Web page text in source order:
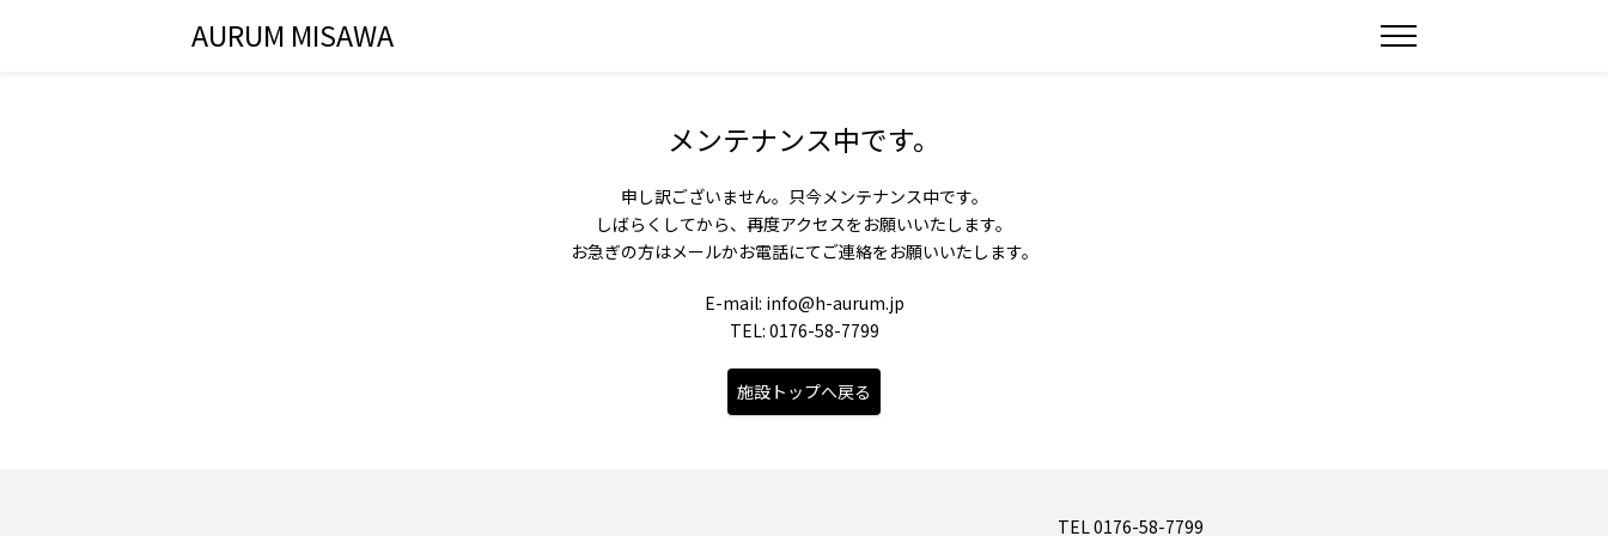
AURUM MISAWA
メンテナンス中です。
申し訳ございません。只今メンテナンス中です。
しばらくしてから、再度アクセスをお願いいたします。
お急ぎの方はメールかお電話にてご連絡をお願いいたします。
E-mail: info@h-aurum.jp
TEL: 0176-58-7799
施設トップへ戻る
TEL 0176-58-7799